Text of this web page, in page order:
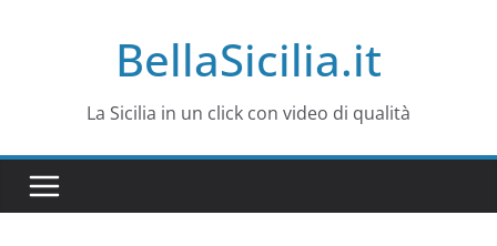
BellaSicilia.it
La Sicilia in un click con video di qualità